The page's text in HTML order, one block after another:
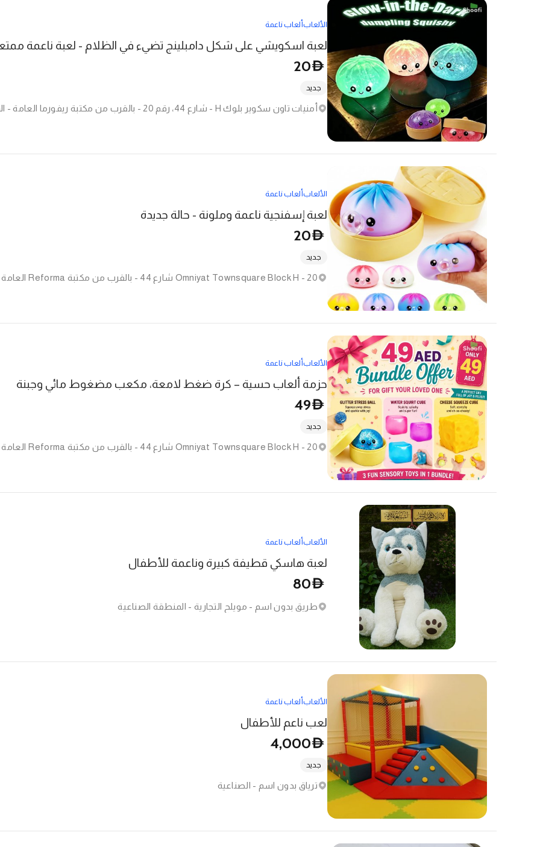
الألعابألعاب ناعمة
D
20
جديد
الألعابألعاب ناعمة
لعبة إسفنجية ناعمة وملونة - حالة جديدة
D
20
جديد
الألعابألعاب ناعمة
حزمة ألعاب حسية – كرة ضغط لامعة، مكعب مضغوط مائي وجبنة
D
49
جديد
الألعابألعاب ناعمة
لعبة هاسكي قطيفة كبيرة وناعمة للأطفال
D
80
طريق بدون اسم - مويلح التجارية - المنطقة الصناعية
الألعابألعاب ناعمة
لعب ناعم للأطفال
D
4,000
جديد
ترياق بدون اسم - الصناعية